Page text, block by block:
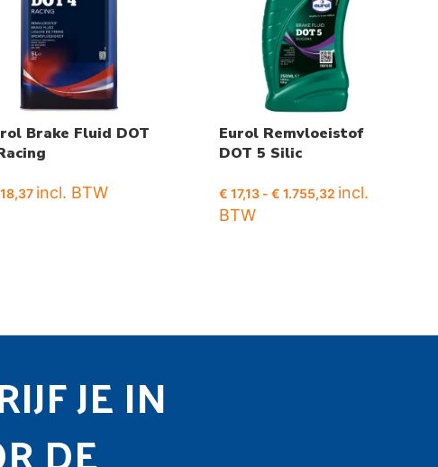
Brake Fluid DOT
incl. BTW
Eurol Remvloeistof
DOT 5 Silic
€ 17,13 - € 1.755,32 incl.
BTW
JE IN